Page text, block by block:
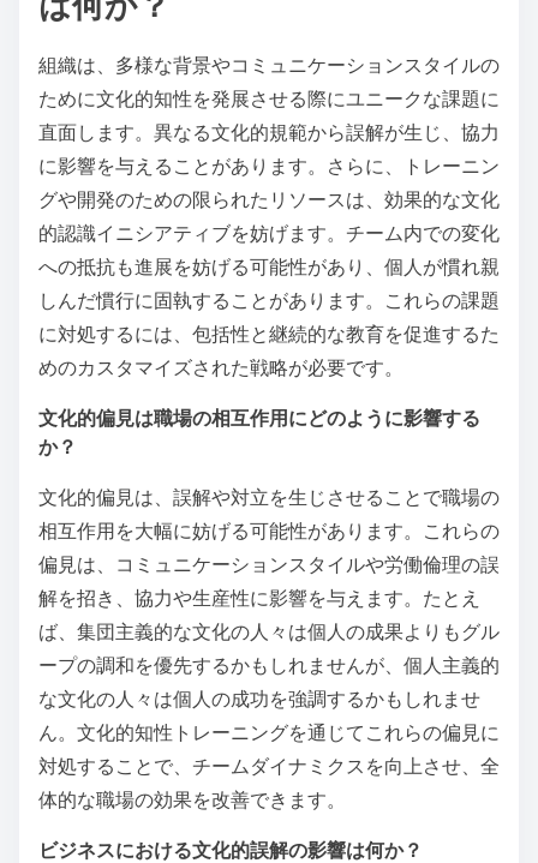
組織は、多様な背景やコミュニケーションスタイルの
ために文化的知性を発展させる際にユニークな課題に
直面します。異なる文化的規範から誤解が生じ、協力
に影響を与えることがあります。さらに、トレーニン
グや開発のための限られたリソースは、効果的な文化
的認識イニシアティブを妨げます。チーム内での変化
への抵抗も進展を妨げる可能性があり、個人が慣れ親
しんだ慣行に固執することがあります。これらの課題
に対処するには、包括性と継続的な教育を促進するた
めのカスタマイズされた戦略が必要です。
文化的偏見は職場の相互作用にどのように影響する
か？
文化的偏見は、誤解や対立を生じさせることで職場の
相互作用を大幅に妨げる可能性があります。これらの
偏見は、コミュニケーションスタイルや労働倫理の誤
解を招き、協力や生産性に影響を与えます。たとえ
ば、集団主義的な文化の人々は個人の成果よりもグル
ープの調和を優先するかもしれませんが、個人主義的
な文化の人々は個人の成功を強調するかもしれませ
ん。文化的知性トレーニングを通じてこれらの偏見に
対処することで、チームダイナミクスを向上させ、全
体的な職場の効果を改善できます。
ビジネスにおける文化的誤解の影響は何か？